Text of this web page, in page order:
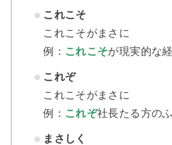
これこそ
これこそがまさに
例： これこそが現実的な
これぞ
これこそがまさに
例： これぞ社長たる方の
まさしく